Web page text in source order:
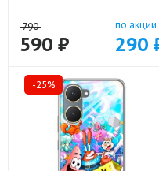
790
590 ₽
по акции
290
-25%